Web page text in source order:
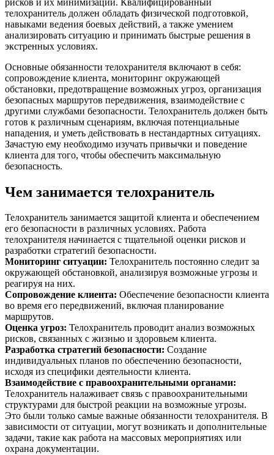
телохранитель должен обладать физической подготовкой,
навыками ведения боевых действий, а также умением
анализировать ситуацию и принимать быстрые решения в
экстренных условиях.
Основные обязанности телохранителя включают в себя:
сопровождение клиента, мониторинг окружающей
обстановки, предотвращение возможных угроз, организация
безопасных маршрутов передвижения, взаимодействие с
другими службами безопасности. Телохранитель должен быть
готов к различным сценариям, включая потенциальные
нападения, и уметь действовать в нестандартных ситуациях.
Зачастую ему необходимо изучать привычки и поведение
клиента для того, чтобы обеспечить максимальную
безопасность.
Чем занимается телохранитель
Телохранитель занимается защитой клиента и обеспечением
его безопасности в различных условиях. Работа
телохранителя начинается с тщательной оценки рисков и
разработки стратегий безопасности.
Мониторинг ситуации: Телохранитель постоянно следит за
окружающей обстановкой, анализируя возможные угрозы и
реагируя на них.
Сопровождение клиента: Обеспечение безопасности клиента
во время его передвижений, включая планирование
маршрутов.
Оценка угроз: Телохранитель проводит анализ возможных
рисков, связанных с жизнью и здоровьем клиента.
Разработка стратегий безопасности: Создание
индивидуальных планов по обеспечению безопасности,
исходя из специфики деятельности клиента.
Взаимодействие с правоохранительными органами:
Телохранитель налаживает связь с правоохранительными
структурами для быстрой реакции на возможные угрозы.
Это были только самые важные обязанности телохранителя. В
зависимости от ситуации, могут возникать и дополнительные
задачи, такие как работа на массовых мероприятиях или
охрана документации.